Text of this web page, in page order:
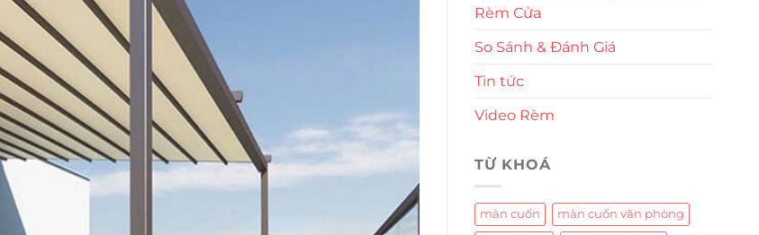
Rèm Cửa
So Sánh & Đánh Giá
Tin tức
Video Rèm
TỪ KHOÁ
màn cuốn màn cuốn văn phòng